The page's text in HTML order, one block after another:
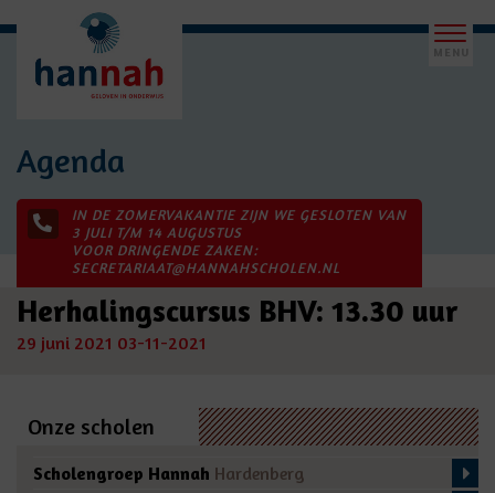
Agenda
IN DE ZOMERVAKANTIE ZIJN WE GESLOTEN VAN
3 JULI T/M 14 AUGUSTUS
VOOR DRINGENDE ZAKEN:
SECRETARIAAT@HANNAHSCHOLEN.NL
Herhalingscursus BHV: 13.30 uur
29 juni 2021 03-11-2021
Onze scholen
Scholengroep Hannah Hardenberg